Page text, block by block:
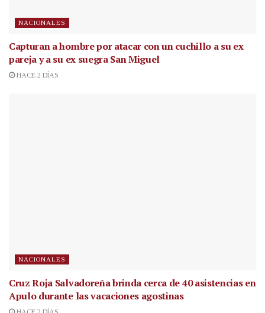
NACIONALES
Capturan a hombre por atacar con un cuchillo a su ex
pareja y a su ex suegra San Miguel
HACE 2 DÍAS
NACIONALES
Cruz Roja Salvadoreña brinda cerca de 40 asistencias en
Apulo durante las vacaciones agostinas